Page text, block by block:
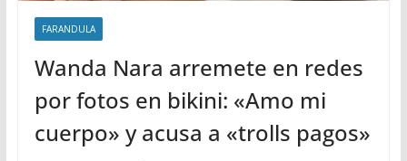
FARANDULA
Wanda Nara arremete en redes
por fotos en bikini: «Amo mi
cuerpo» y acusa a «trolls pagos»